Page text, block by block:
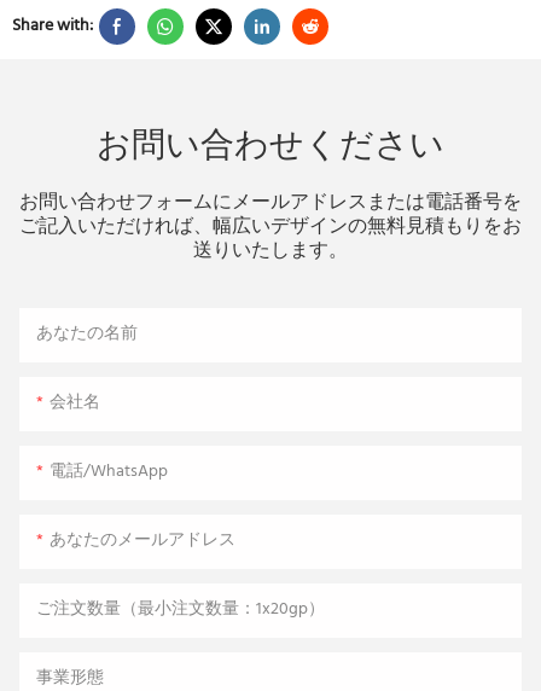
Share with:
お問い合わせください
お問い合わせフォームにメールアドレスまたは電話番号を
ご記入いただければ、幅広いデザインの無料見積もりをお
送りいたします。
あなたの名前
会社名
電話/WhatsApp
あなたのメールアドレス
ご注文数量（最小注文数量：1x20gp）
事業形態